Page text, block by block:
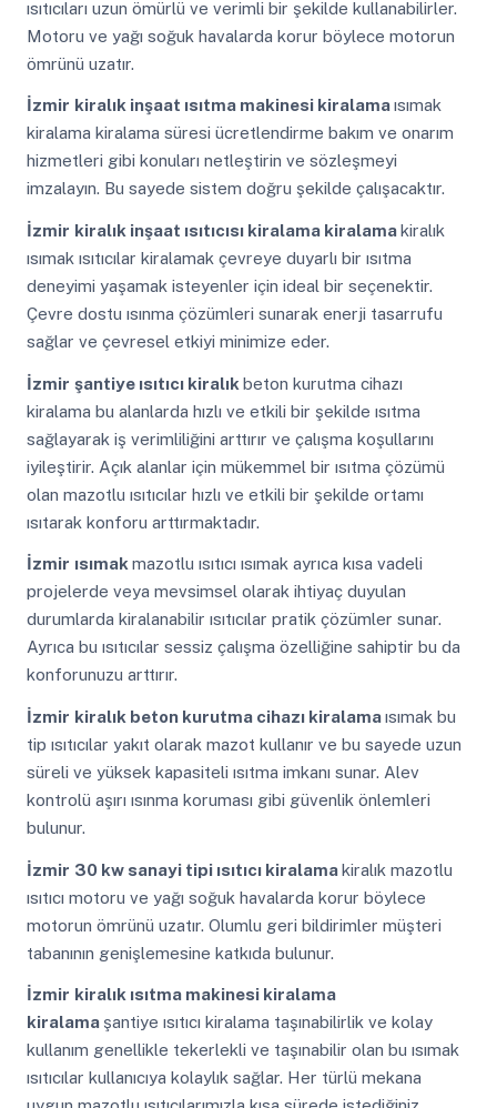
ısıtıcıları uzun ömürlü ve verimli bir şekilde kullanabilirler.
Motoru ve yağı soğuk havalarda korur böylece motorun
ömrünü uzatır.
İzmir kiralık inşaat ısıtma makinesi kiralamaısımak
kiralama kiralama süresi ücretlendirme bakım ve onarım
hizmetleri gibi konuları netleştirin ve sözleşmeyi
imzalayın. Bu sayede sistem doğru şekilde çalışacaktır.
İzmir kiralık inşaat ısıtıcısı kiralama kiralamakiralık
ısımak ısıtıcılar kiralamak çevreye duyarlı bir ısıtma
deneyimi yaşamak isteyenler için ideal bir seçenektir.
Çevre dostu ısınma çözümleri sunarak enerji tasarrufu
sağlar ve çevresel etkiyi minimize eder.
İzmir şantiye ısıtıcı kiralık beton kurutma cihazı
kiralama bu alanlarda hızlı ve etkili bir şekilde ısıtma
sağlayarak iş verimliliğini arttırır ve çalışma koşullarını
iyileştirir. Açık alanlar için mükemmel bir ısıtma çözümü
olan mazotlu ısıtıcılar hızlı ve etkili bir şekilde ortamı
ısıtarak konforu arttırmaktadır.
İzmir ısımak mazotlu ısıtıcı ısımak ayrıca kısa vadeli
projelerde veya mevsimsel olarak ihtiyaç duyulan
durumlarda kiralanabilir ısıtıcılar pratik çözümler sunar.
Ayrıca bu ısıtıcılar sessiz çalışma özelliğine sahiptir bu da
konforunuzu arttırır.
İzmir kiralık beton kurutma cihazı kiralamaısımak bu
tip ısıtıcılar yakıt olarak mazot kullanır ve bu sayede uzun
süreli ve yüksek kapasiteli ısıtma imkanı sunar. Alev
kontrolü aşırı ısınma koruması gibi güvenlik önlemleri
bulunur.
İzmir 30 kw sanayi tipi ısıtıcı kiralamakiralık mazotlu
ısıtıcı motoru ve yağı soğuk havalarda korur böylece
motorun ömrünü uzatır. Olumlu geri bildirimler müşteri
tabanının genişlemesine katkıda bulunur.
İzmir kiralık ısıtma makinesi kiralama
kiralama şantiye ısıtıcı kiralama taşınabilirlik ve kolay
kullanım genellikle tekerlekli ve taşınabilir olan bu ısımak
ısıtıcılar kullanıcıya kolaylık sağlar. Her türlü mekana